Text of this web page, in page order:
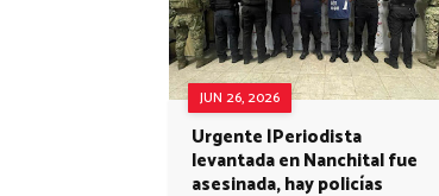
JUN 26, 2026
Urgente |Periodista
levantada en Nanchital fue
asesinada, hay policías